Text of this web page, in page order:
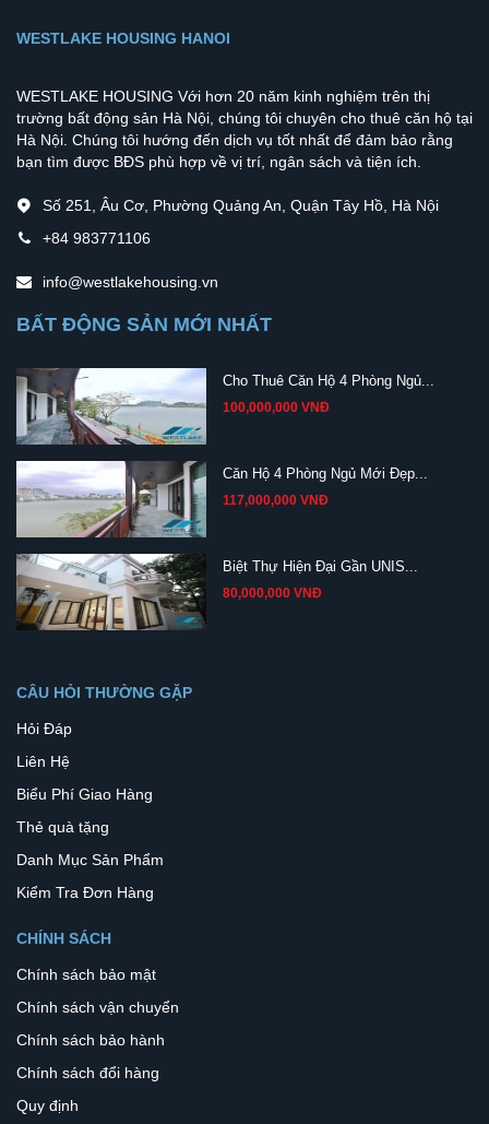
WESTLAKE HOUSING HANOI
WESTLAKE HOUSING Với hơn 20 năm kinh nghiệm trên thị
trường bất động sản Hà Nội, chúng tôi chuyên cho thuê căn hộ tại
Hà Nội. Chúng tôi hướng đến dịch vụ tốt nhất để đảm bảo rằng
bạn tìm được BĐS phù hợp về vị trí, ngân sách và tiện ích.
Số 251, Âu Cơ, Phường Quảng An, Quận Tây Hồ, Hà Nội
+84 983771106
info@westlakehousing.vn
BẤT ĐỘNG SẢN MỚI NHẤT
Cho Thuê Căn Hộ 4 Phòng Ngủ...
100,000,000 VNĐ
Căn Hộ 4 Phòng Ngủ Mới Đẹp...
117,000,000 VNĐ
Biệt Thự Hiện Đại Gần UNIS...
80,000,000 VNĐ
CÂU HỎI THƯỜNG GẶP
Hỏi Đáp
Liên Hệ
Biểu Phí Giao Hàng
Thẻ quà tặng
Danh Mục Sản Phẩm
Kiểm Tra Đơn Hàng
CHÍNH SÁCH
Chính sách bảo mật
Chính sách vận chuyển
Chính sách bảo hành
Chính sách đổi hàng
Quy định